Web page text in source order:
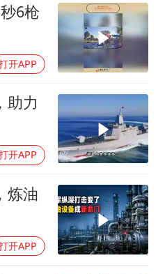
箭齐发反制美国
底有多热
冬烈士安葬仪式举行
济展现强大韧性和活力
6枪
开APP
助力
开APP
炼油
开APP